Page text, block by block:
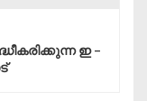
ഇ –